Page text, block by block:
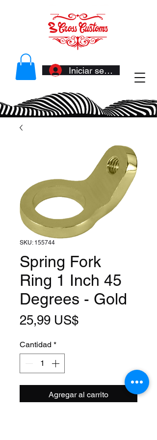
Iniciar sesión
SKU: 155744
Spring Fork
Ring 1 Inch 45
Degrees - Gold
25,99 US$Precio
Cantidad *
Agregar al carrito